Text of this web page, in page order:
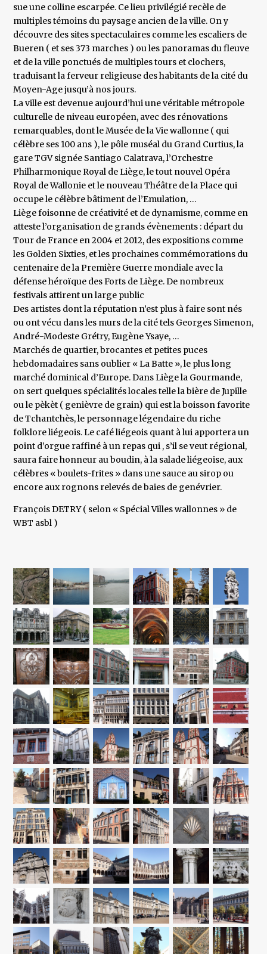
sue une colline escarpée. Ce lieu privilégié recèle de
multiples témoins du paysage ancien de la ville. On y
découvre des sites spectaculaires comme les escaliers de
Bueren ( et ses 373 marches ) ou les panoramas du fleuve
et de la ville ponctués de multiples tours et clochers,
traduisant la ferveur religieuse des habitants de la cité du
Moyen-Age jusqu’à nos jours.
La ville est devenue aujourd’hui une véritable métropole
culturelle de niveau européen, avec des rénovations
remarquables, dont le Musée de la Vie wallonne ( qui
célèbre ses 100 ans ), le pôle muséal du Grand Curtius, la
gare TGV signée Santiago Calatrava, l’Orchestre
Philharmonique Royal de Liège, le tout nouvel Opéra
Royal de Wallonie et le nouveau Théâtre de la Place qui
occupe le célèbre bâtiment de l’Emulation, …
Liège foisonne de créativité et de dynamisme, comme en
atteste l’organisation de grands évènements : départ du
Tour de France en 2004 et 2012, des expositions comme
les Golden Sixties, et les prochaines commémorations du
centenaire de la Première Guerre mondiale avec la
défense héroïque des Forts de Liège. De nombreux
festivals attirent un large public
Des artistes dont la réputation n’est plus à faire sont nés
ou ont vécu dans les murs de la cité tels Georges Simenon,
André-Modeste Grétry, Eugène Ysaye, …
Marchés de quartier, brocantes et petites puces
hebdomadaires sans oublier « La Batte », le plus long
marché dominical d’Europe. Dans Liège la Gourmande,
on sert quelques spécialités locales telle la bière de Jupille
ou le pèkèt ( genièvre de grain) qui est la boisson favorite
de Tchantchès, le personnage légendaire du riche
folklore liégeois. Le café liégeois quant à lui apportera un
point d’orgue raffiné à un repas qui , s’il se veut régional,
saura faire honneur au boudin, à la salade liégeoise, aux
célèbres « boulets-frites » dans une sauce au sirop ou
encore aux rognons relevés de baies de genévrier.
François DETRY ( selon « Spécial Villes wallonnes » de
WBT asbl )